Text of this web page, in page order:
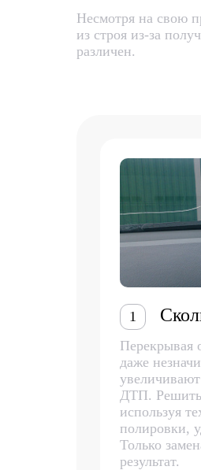
Несмотря на свою
из строя из-за
различен.
1
Перекрывая
даже
ДТП. Решить
используя
полировки,
Только
результат.